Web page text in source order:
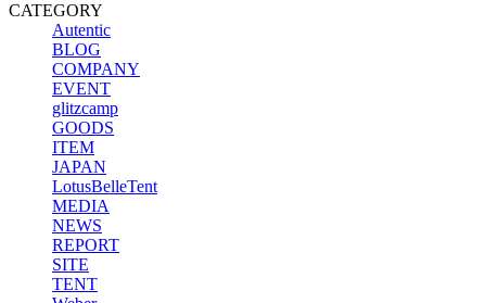
CATEGORY
Autentic
BLOG
COMPANY
EVENT
glitzcamp
GOODS
ITEM
JAPAN
LotusBelleTent
MEDIA
NEWS
REPORT
SITE
TENT